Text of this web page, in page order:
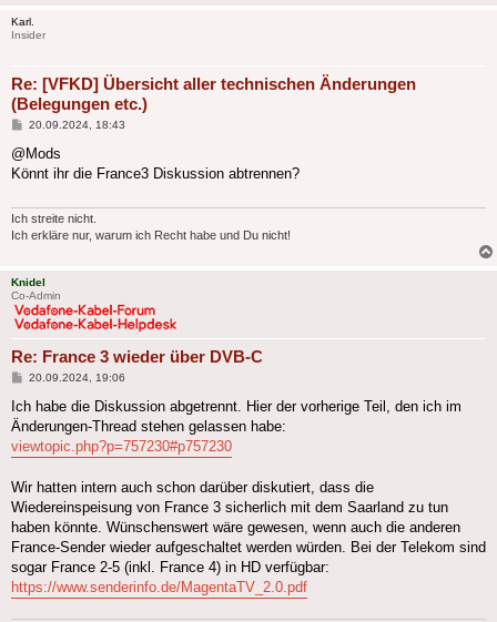
Karl.
Insider
Re: [VFKD] Übersicht aller technischen Änderungen
(Belegungen etc.)
Beitrag
20.09.2024, 18:43
@Mods
Könnt ihr die France3 Diskussion abtrennen?
Ich streite nicht.
Ich erkläre nur, warum ich Recht habe und Du nicht!
Knidel
Co-Admin
Re: France 3 wieder über DVB-C
Beitrag
20.09.2024, 19:06
Ich habe die Diskussion abgetrennt. Hier der vorherige Teil, den ich im
Änderungen-Thread stehen gelassen habe:
viewtopic.php?p=757230#p757230
Wir hatten intern auch schon darüber diskutiert, dass die
Wiedereinspeisung von France 3 sicherlich mit dem Saarland zu tun
haben könnte. Wünschenswert wäre gewesen, wenn auch die anderen
France-Sender wieder aufgeschaltet werden würden. Bei der Telekom sind
sogar France 2-5 (inkl. France 4) in HD verfügbar:
https://www.senderinfo.de/MagentaTV_2.0.pdf